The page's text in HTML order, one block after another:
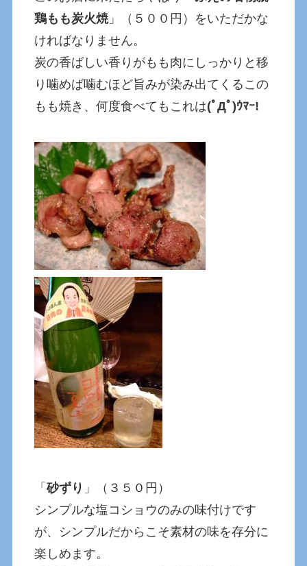
鶏もも炭火焼 」（５００円）をいただかな
ければなりません。
炭の香ばしい香りがもも肉にしっかりと移
り噛めば噛むほど旨みが染み出てくるこの
もも焼き、何度食べてもこれは(ﾟДﾟ)ｳﾏｰ!
「砂ずり 」（３５０円）
シンプルな塩コショウのみの味付けです
が、シンプルだからこそ素材の味を存分に
楽しめます。